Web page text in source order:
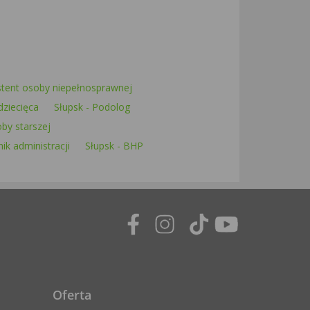
osoby niepełnosprawnej
Słupsk - Podolog
starszej
administracji
Słupsk - BHP
Oferta